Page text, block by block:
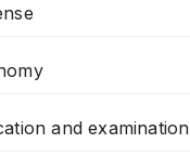
and examination